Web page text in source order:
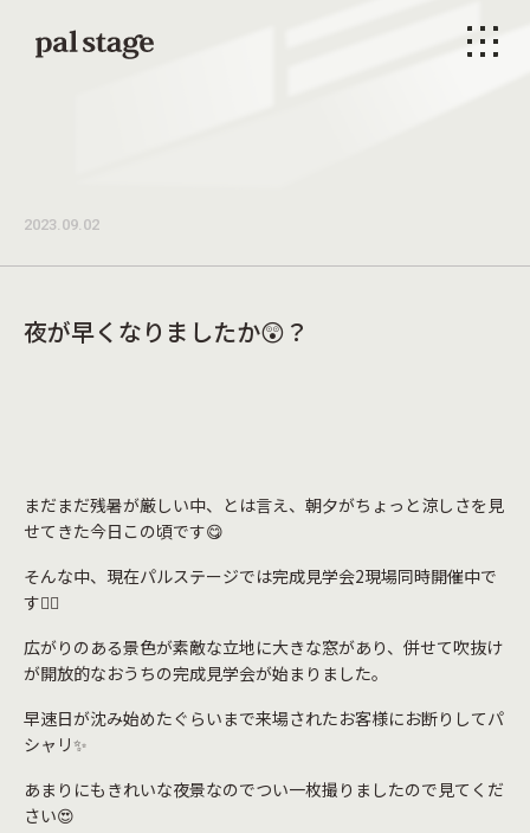
メニ
2023.09.02
夜が早くなりましたか😲？
まだまだ残暑が厳しい中、とは言え、朝夕がちょっと涼しさを見
せてきた今日この頃です😋
そんな中、現在パルステージでは完成見学会2現場同時開催中で
す🏋️‍♀️
広がりのある景色が素敵な立地に大きな窓があり、併せて吹抜け
が開放的なおうちの完成見学会が始まりました。
早速日が沈み始めたぐらいまで来場されたお客様にお断りしてパ
シャリ✨
あまりにもきれいな夜景なのでつい一枚撮りましたので見てくだ
さい😍